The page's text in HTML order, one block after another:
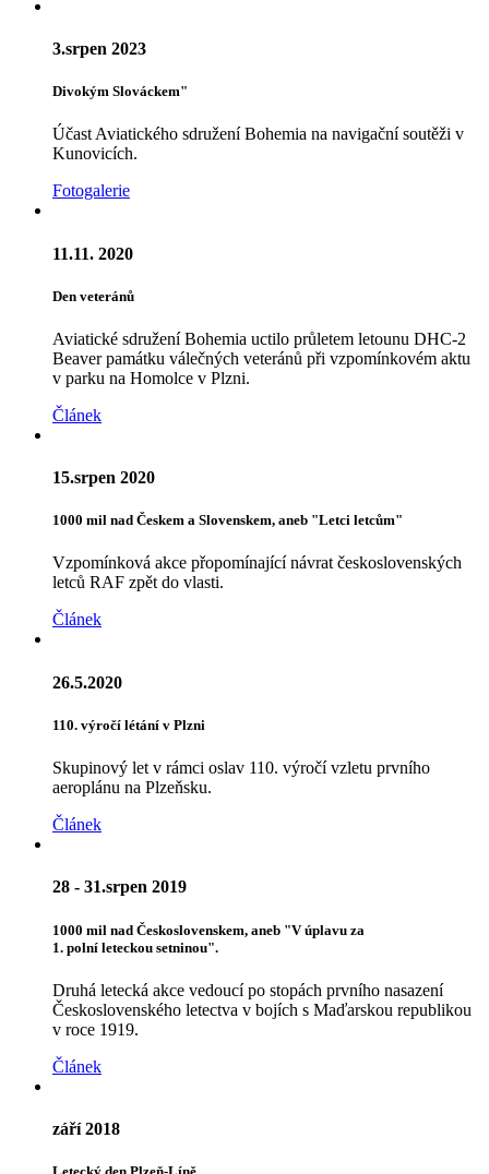
3.srpen 2023
Divokým Slováckem"
Účast Aviatického sdružení Bohemia na navigační soutěži v
Kunovicích.
Fotogalerie
11.11. 2020
Den veteránů
Aviatické sdružení Bohemia uctilo průletem letounu DHC-2
Beaver památku válečných veteránů při vzpomínkovém aktu
v parku na Homolce v Plzni.
Článek
15.srpen 2020
1000 mil nad Českem a Slovenskem, aneb "Letci letcům"
Vzpomínková akce přopomínající návrat československých
letců RAF zpět do vlasti.
Článek
26.5.2020
110. výročí létání v Plzni
Skupinový let v rámci oslav 110. výročí vzletu prvního
aeroplánu na Plzeňsku.
Článek
28 - 31.srpen 2019
1000 mil nad Československem, aneb "V úplavu za
1. polní leteckou setninou".
Druhá letecká akce vedoucí po stopách prvního nasazení
Československého letectva v bojích s Maďarskou republikou
v roce 1919.
Článek
září 2018